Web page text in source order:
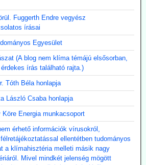
Fuggerth Endre vegyész
írásai
Egyesület
(A blog nem klíma témájú elsősorban,
írás található rajta.)
Tóth Béla honlapja
László Csaba honlapja
Energia munkacsoport
érhető információk vírusokról,
ellentétben tudományos
a klímahisztéria melleti másik nagy
Mivel mindkét jelenség mögött